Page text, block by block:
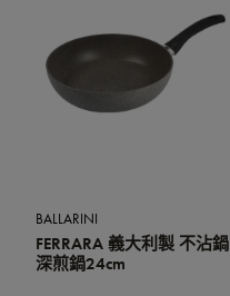
BALLARINI
FERRARA 義大利製 不沾鍋
深煎鍋24cm